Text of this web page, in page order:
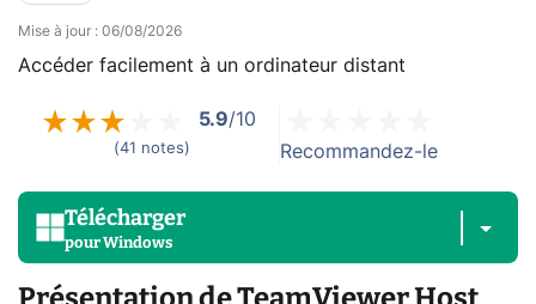
Mise à jour : 06/08/2026
Accéder facilement à un ordinateur distant
5.9/10
(41 notes) Recommandez-le
Télécharger
pourWindows